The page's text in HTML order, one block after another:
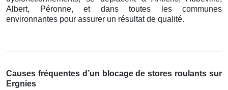
Albert, Péronne, et dans toutes les communes
environnantes pour assurer un résultat de qualité.
Causes fréquentes d’un blocage de stores roulants sur
Ergnies